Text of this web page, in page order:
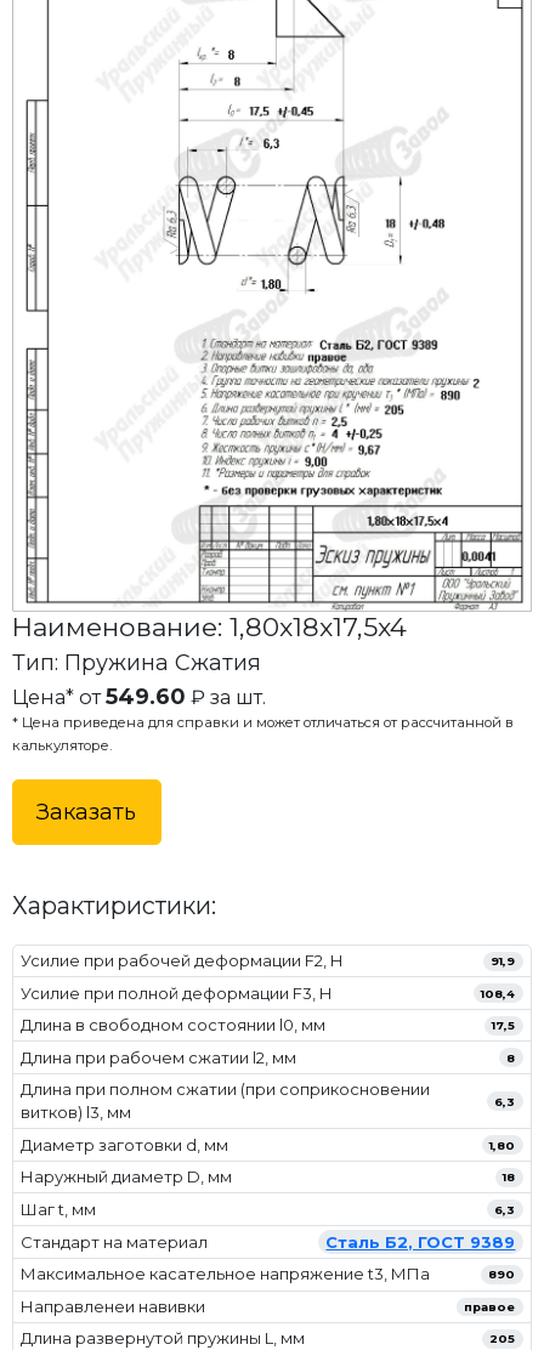
Наименование: 1,80x18x17,5x4
Тип: Пружина Сжатия
Цена* от549.60 ₽ за шт.
* Цена приведена для справки и может отличаться от рассчитанной в
калькуляторе.
Заказать
Характиристики:
Усилие при рабочей деформации F2, Н 91,9
Усилие при полной деформации F3, Н 108,4
Длина в свободном состоянии l0, мм 17,5
Длина при рабочем сжатии l2, мм 8
Длина при полном сжатии (при соприкосновении
витков) l3, мм
6,3
Диаметр заготовки d, мм 1,80
Наружный диаметр D, мм 18
Шаг t, мм 6,3
Стандарт на материал
Сталь Б2, ГОСТ 9389
Максимальное касательное напряжение t3, МПа
890
Направленеи навивки правое
Длина развернутой пружины L, мм 205